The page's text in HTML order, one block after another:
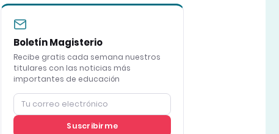
Boletín Magisterio
Recibe gratis cada semana nuestros
titulares con las noticias más
importantes de educación
Suscribirme